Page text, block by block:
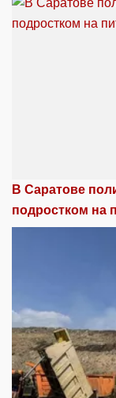
В Саратове
подростком на